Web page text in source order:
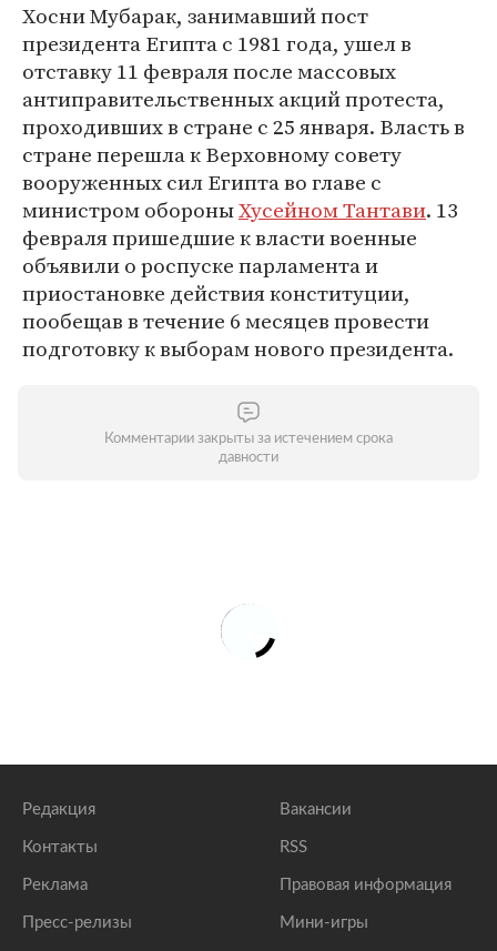
Хосни Мубарак, занимавший пост
президента Египта с 1981 года, ушел в
отставку 11 февраля после массовых
антиправительственных акций протеста,
проходивших в стране с 25 января. Власть в
стране перешла к Верховному совету
вооруженных сил Египта во главе с
министром обороныХусейном Тантави. 13
февраля пришедшие к власти военные
объявили о роспуске парламента и
приостановке действия конституции,
пообещав в течение 6 месяцев провести
подготовку к выборам нового президента.
Комментарии закрыты за истечением срока
давности
Редакция
Контакты
Реклама
Пресс-релизы
Вакансии
RSS
Правовая информация
Мини-игры